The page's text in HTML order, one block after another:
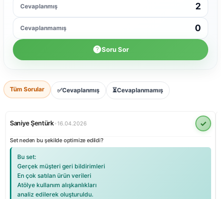
Cevaplanmış 2
Cevaplanmamış 0
Soru Sor
Tüm Sorular ✅Cevaplanmış ⏳Cevaplanmamış
Saniye Şentürk•16.04.2026 ✓
Set neden bu şekilde optimize edildi?
Bu set:
Gerçek müşteri geri bildirimleri
En çok satılan ürün verileri
Atölye kullanım alışkanlıkları
analiz edilerek oluşturuldu.